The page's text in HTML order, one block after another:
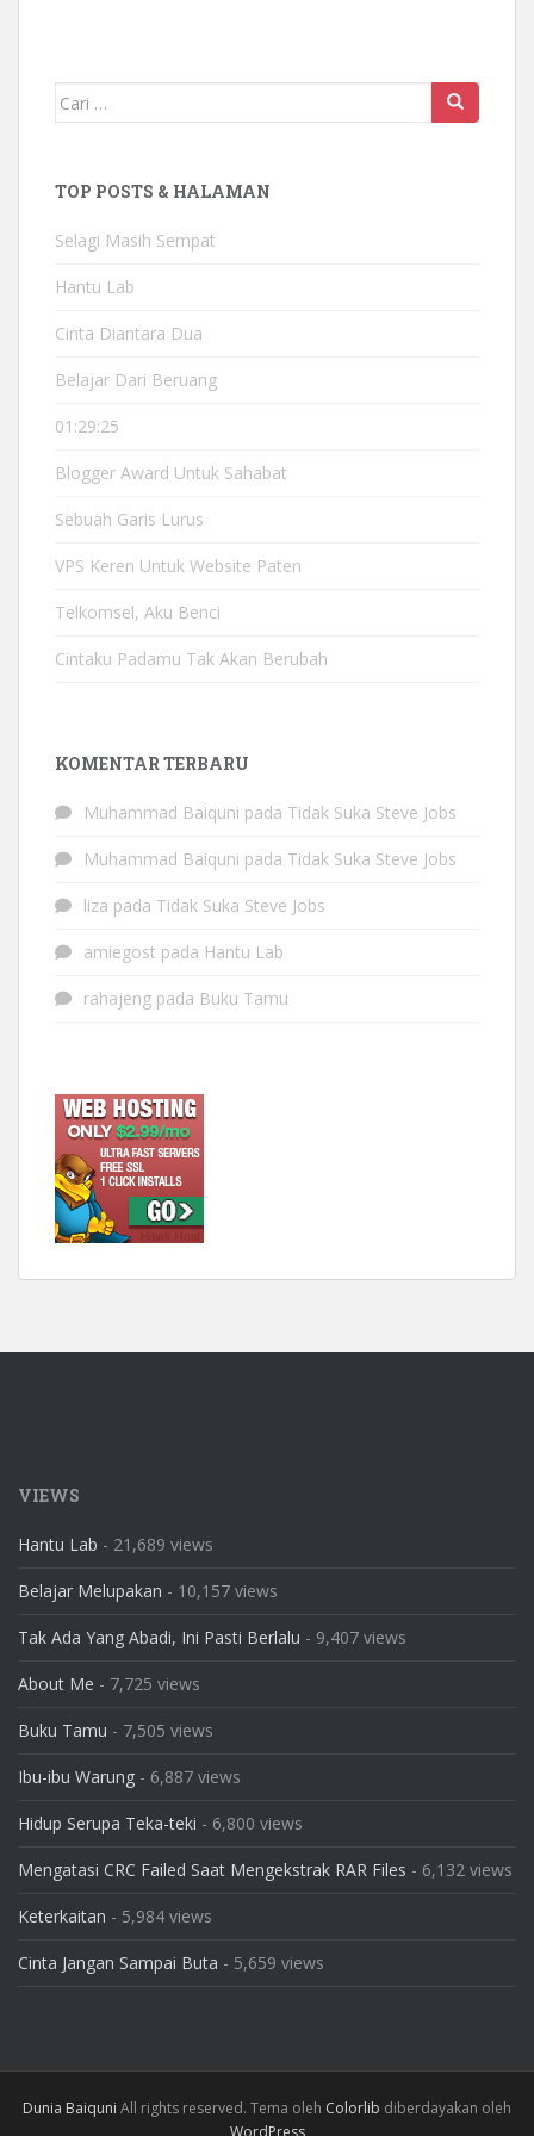
Mencari:
TOP POSTS & HALAMAN
Selagi Masih Sempat
Hantu Lab
Cinta Diantara Dua
Belajar Dari Beruang
01:29:25
Blogger Award Untuk Sahabat
Sebuah Garis Lurus
VPS Keren Untuk Website Paten
Telkomsel, Aku Benci
Cintaku Padamu Tak Akan Berubah
KOMENTAR TERBARU
Muhammad Baiquni pada Tidak Suka Steve Jobs
Muhammad Baiquni pada Tidak Suka Steve Jobs
liza pada Tidak Suka Steve Jobs
amiegost pada Hantu Lab
rahajeng pada Buku Tamu
VIEWS
Hantu Lab - 21,689 views
Belajar Melupakan - 10,157 views
Tak Ada Yang Abadi, Ini Pasti Berlalu - 9,407 views
About Me - 7,725 views
Buku Tamu - 7,505 views
Ibu-ibu Warung - 6,887 views
Hidup Serupa Teka-teki - 6,800 views
Mengatasi CRC Failed Saat Mengekstrak RAR Files - 6,132 views
Keterkaitan - 5,984 views
Cinta Jangan Sampai Buta - 5,659 views
Dunia Baiquni All rights reserved. Tema oleh Colorlib diberdayakan oleh
WordPress